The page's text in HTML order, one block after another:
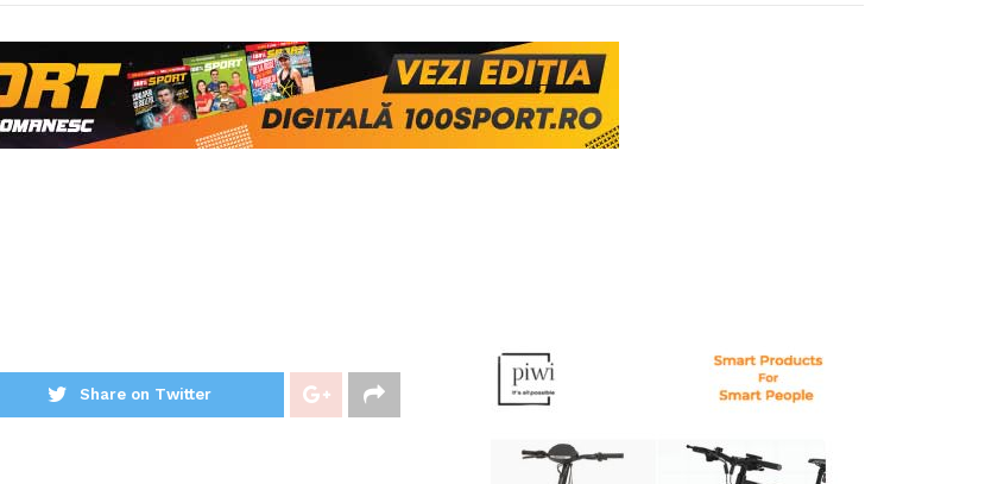
Share on Twitter